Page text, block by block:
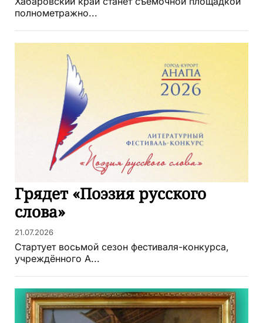
полнометражно...
Грядет «Поэзия русского
слова»
21.07.2026
Стартует восьмой сезон фестиваля-конкурса,
учреждённого А...